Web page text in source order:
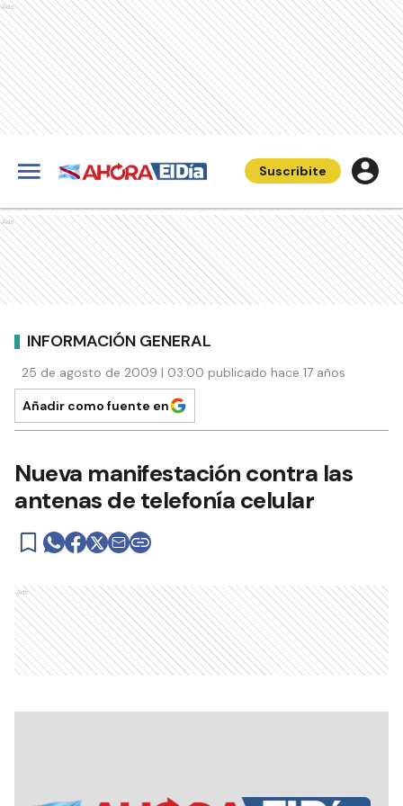
Ads
Suscribite
Ads
INFORMACIÓN GENERAL
25 de agosto de 2009 | 03:00 publicado hace 17 años
Añadir como fuente en
Nueva manifestación contra las
antenas de telefonía celular
Ads